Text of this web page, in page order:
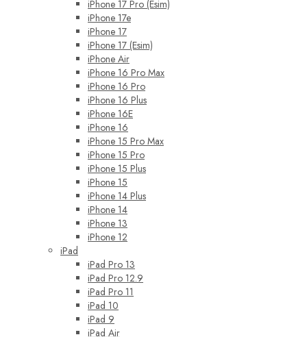
iPhone 17 Pro (Esim)
iPhone 17e
iPhone 17
iPhone 17 (Esim)
iPhone Air
iPhone 16 Pro Max
iPhone 16 Pro
iPhone 16 Plus
iPhone 16E
iPhone 16
iPhone 15 Pro Max
iPhone 15 Pro
iPhone 15 Plus
iPhone 15
iPhone 14 Plus
iPhone 14
iPhone 13
iPhone 12
iPad
iPad Pro 13
iPad Pro 12.9
iPad Pro 11
iPad 10
iPad 9
iPad Air